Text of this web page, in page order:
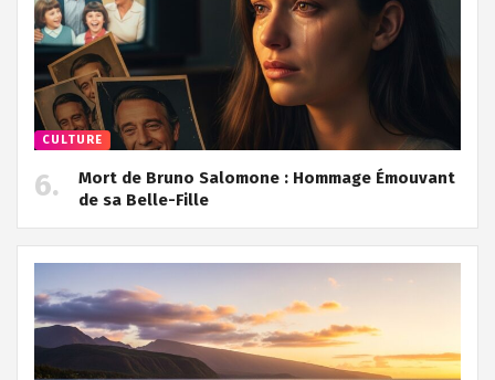
CULTURE
Mort de Bruno Salomone : Hommage Émouvant
de sa Belle-Fille